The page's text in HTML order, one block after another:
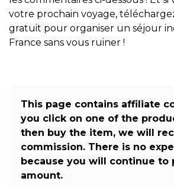
votre prochain voyage,
gratuit pour organiser un séjour
France sans vous ruiner !
This page contains affiliate
you click on one of the
then buy the item, we will
commission. There is no
because you will continue to
amount.